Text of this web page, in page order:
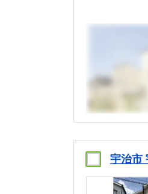
宇治市